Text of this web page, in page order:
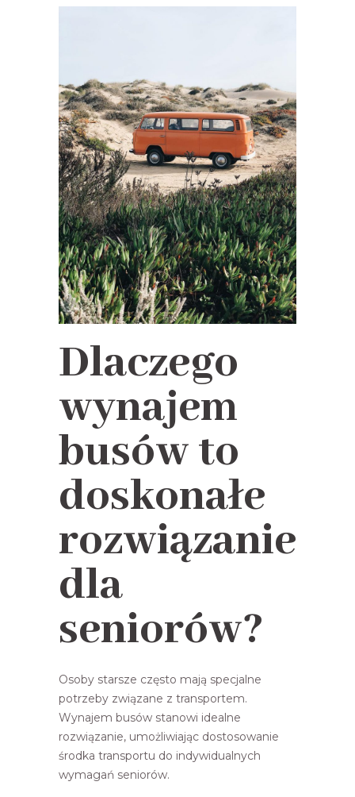
Dlaczego
wynajem
busów to
doskonałe
rozwiązanie
dla
seniorów?
Osoby starsze często mają specjalne
potrzeby związane z transportem.
Wynajem busów stanowi idealne
rozwiązanie, umożliwiając dostosowanie
środka transportu do indywidualnych
wymagań seniorów.